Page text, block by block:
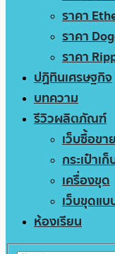
ราคา
ราคา
ราคา
ปฏิทินเศรษฐกิจ
บทความ
รีวิวผลิตภัณฑ์
เว็บซื้อขา
กระเป๋าเ
เครื่องขุด
เว็บขุดแ
ห้องเรียน